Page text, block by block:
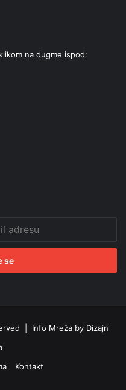
na dugme ispod:
| Info Mreža by Dizajn
Kontakt